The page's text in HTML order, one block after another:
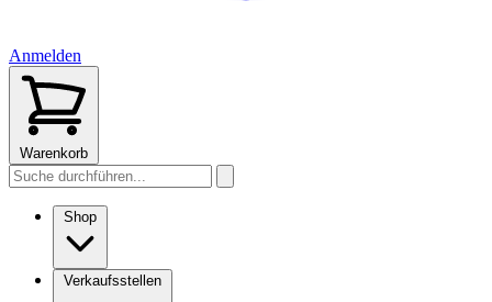
Anmelden
Warenkorb
Shop
Verkaufsstellen